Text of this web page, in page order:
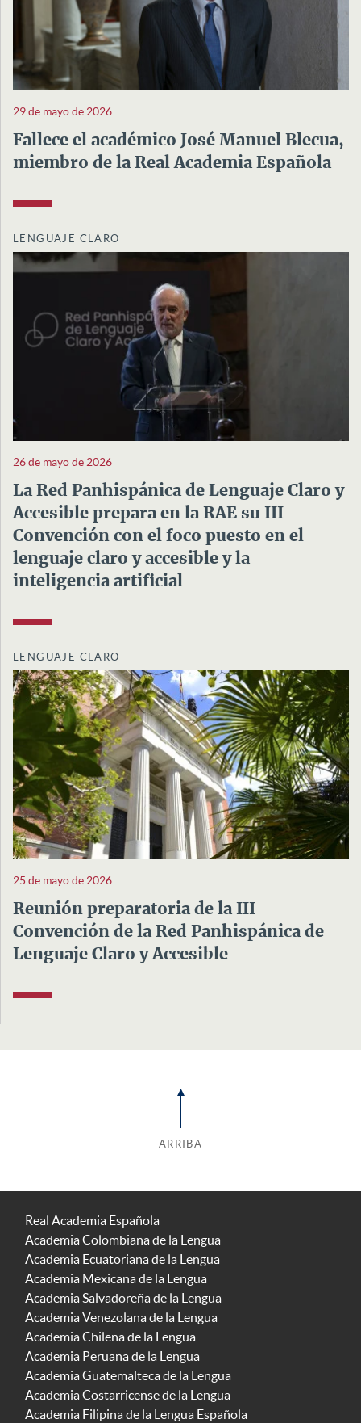
29 de mayo de 2026
Fallece el académico José Manuel Blecua,
miembro de la Real Academia Española
LENGUAJE CLARO
26 de mayo de 2026
La Red Panhispánica de Lenguaje Claro y
Accesible prepara en la RAE su III
Convención con el foco puesto en el
lenguaje claro y accesible y la
inteligencia artificial
LENGUAJE CLARO
25 de mayo de 2026
Reunión preparatoria de la III
Convención de la Red Panhispánica de
Lenguaje Claro y Accesible
ARRIBA
Real Academia Española
Academia Colombiana de la Lengua
Academia Ecuatoriana de la Lengua
Academia Mexicana de la Lengua
Academia Salvadoreña de la Lengua
Academia Venezolana de la Lengua
Academia Chilena de la Lengua
Academia Peruana de la Lengua
Academia Guatemalteca de la Lengua
Academia Costarricense de la Lengua
Academia Filipina de la Lengua Española